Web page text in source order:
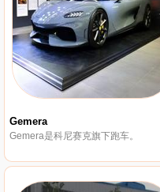
Gemera
Gemera是科尼赛克旗下跑车。